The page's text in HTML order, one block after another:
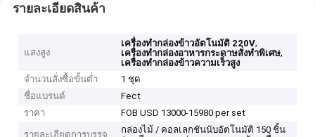
รายละเอียดสินค้า
แสงสูง
เครื่องทำกล่องข้าวอัตโนมัติ 220V,
เครื่องทำกล่องอาหารกระดาษสั่งทำพิเศษ,
เครื่องทำกล่องข้าวความเร็วสูง
จำนวนสั่งซื้อขั้นต่ำ
1 ชุด
ชื่อแบรนด์
Fect
ราคา
FOB USD 13000-15980 per set
รายละเอียดการบรรจุ
กล่องไม้ / คอลเลกชันนับอัตโนมัติ 150 ชิ้น